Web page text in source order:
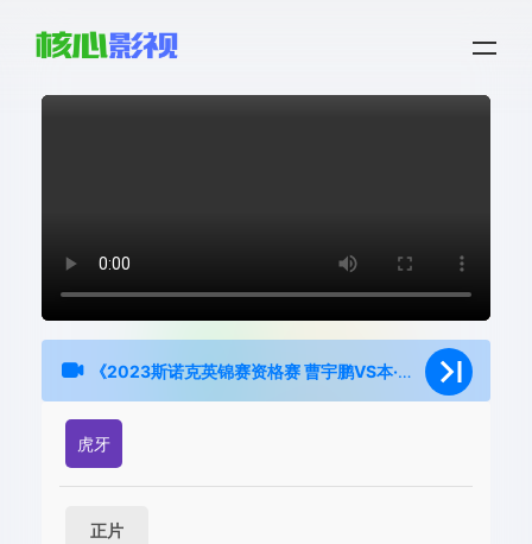
《2023斯诺克英锦赛资格赛 曹宇鹏VS本·沃拉斯顿》第9集
虎牙
正片